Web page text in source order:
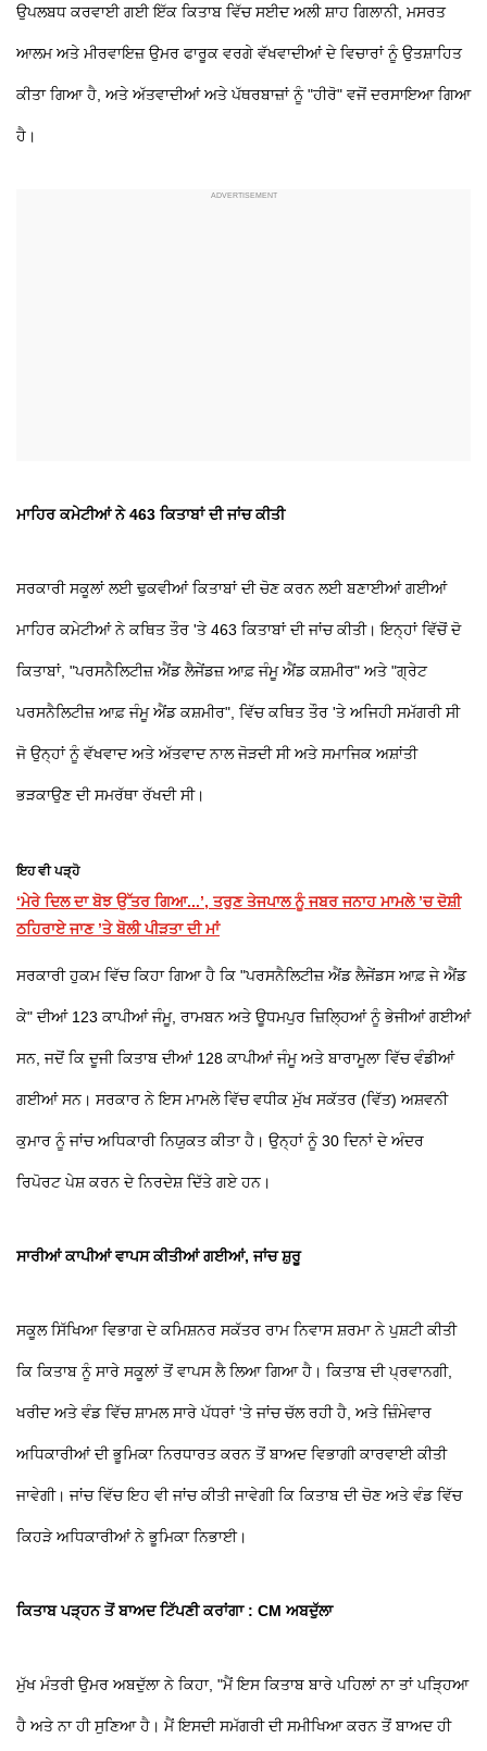
ਉਪਲਬਧ ਕਰਵਾਈ ਗਈ ਇੱਕ ਕਿਤਾਬ ਵਿੱਚ ਸਈਦ ਅਲੀ ਸ਼ਾਹ ਗਿਲਾਨੀ, ਮਸਰਤ
ਆਲਮ ਅਤੇ ਮੀਰਵਾਇਜ਼ ਉਮਰ ਫਾਰੂਕ ਵਰਗੇ ਵੱਖਵਾਦੀਆਂ ਦੇ ਵਿਚਾਰਾਂ ਨੂੰ ਉਤਸ਼ਾਹਿਤ
ਕੀਤਾ ਗਿਆ ਹੈ, ਅਤੇ ਅੱਤਵਾਦੀਆਂ ਅਤੇ ਪੱਥਰਬਾਜ਼ਾਂ ਨੂੰ "ਹੀਰੋ" ਵਜੋਂ ਦਰਸਾਇਆ ਗਿਆ
ਹੈ।
ਮਾਹਿਰ ਕਮੇਟੀਆਂ ਨੇ 463 ਕਿਤਾਬਾਂ ਦੀ ਜਾਂਚ ਕੀਤੀ
ਸਰਕਾਰੀ ਸਕੂਲਾਂ ਲਈ ਢੁਕਵੀਆਂ ਕਿਤਾਬਾਂ ਦੀ ਚੋਣ ਕਰਨ ਲਈ ਬਣਾਈਆਂ ਗਈਆਂ
ਮਾਹਿਰ ਕਮੇਟੀਆਂ ਨੇ ਕਥਿਤ ਤੌਰ 'ਤੇ 463 ਕਿਤਾਬਾਂ ਦੀ ਜਾਂਚ ਕੀਤੀ। ਇਨ੍ਹਾਂ ਵਿੱਚੋਂ ਦੋ
ਕਿਤਾਬਾਂ, "ਪਰਸਨੈਲਿਟੀਜ਼ ਐਂਡ ਲੈਜੇਂਡਜ਼ ਆਫ਼ ਜੰਮੂ ਐਂਡ ਕਸ਼ਮੀਰ" ਅਤੇ "ਗ੍ਰੇਟ
ਪਰਸਨੈਲਿਟੀਜ਼ ਆਫ਼ ਜੰਮੂ ਐਂਡ ਕਸ਼ਮੀਰ", ਵਿੱਚ ਕਥਿਤ ਤੌਰ 'ਤੇ ਅਜਿਹੀ ਸਮੱਗਰੀ ਸੀ
ਜੋ ਉਨ੍ਹਾਂ ਨੂੰ ਵੱਖਵਾਦ ਅਤੇ ਅੱਤਵਾਦ ਨਾਲ ਜੋੜਦੀ ਸੀ ਅਤੇ ਸਮਾਜਿਕ ਅਸ਼ਾਂਤੀ
ਭੜਕਾਉਣ ਦੀ ਸਮਰੱਥਾ ਰੱਖਦੀ ਸੀ।
ਇਹ ਵੀ ਪੜ੍ਹੋ
‘ਮੇਰੇ ਦਿਲ ਦਾ ਬੋਝ ਉੱਤਰ ਗਿਆ...’, ਤਰੁਣ ਤੇਜਪਾਲ ਨੂੰ ਜਬਰ ਜਨਾਹ ਮਾਮਲੇ ’ਚ ਦੋਸ਼ੀ
ਠਹਿਰਾਏ ਜਾਣ ’ਤੇ ਬੋਲੀ ਪੀੜਤਾ ਦੀ ਮਾਂ
ਸਰਕਾਰੀ ਹੁਕਮ ਵਿੱਚ ਕਿਹਾ ਗਿਆ ਹੈ ਕਿ "ਪਰਸਨੈਲਿਟੀਜ਼ ਐਂਡ ਲੈਜੇਂਡਸ ਆਫ਼ ਜੇ ਐਂਡ
ਕੇ" ਦੀਆਂ 123 ਕਾਪੀਆਂ ਜੰਮੂ, ਰਾਮਬਨ ਅਤੇ ਊਧਮਪੁਰ ਜ਼ਿਲ੍ਹਿਆਂ ਨੂੰ ਭੇਜੀਆਂ ਗਈਆਂ
ਸਨ, ਜਦੋਂ ਕਿ ਦੂਜੀ ਕਿਤਾਬ ਦੀਆਂ 128 ਕਾਪੀਆਂ ਜੰਮੂ ਅਤੇ ਬਾਰਾਮੂਲਾ ਵਿੱਚ ਵੰਡੀਆਂ
ਗਈਆਂ ਸਨ। ਸਰਕਾਰ ਨੇ ਇਸ ਮਾਮਲੇ ਵਿੱਚ ਵਧੀਕ ਮੁੱਖ ਸਕੱਤਰ (ਵਿੱਤ) ਅਸ਼ਵਨੀ
ਕੁਮਾਰ ਨੂੰ ਜਾਂਚ ਅਧਿਕਾਰੀ ਨਿਯੁਕਤ ਕੀਤਾ ਹੈ। ਉਨ੍ਹਾਂ ਨੂੰ 30 ਦਿਨਾਂ ਦੇ ਅੰਦਰ
ਰਿਪੋਰਟ ਪੇਸ਼ ਕਰਨ ਦੇ ਨਿਰਦੇਸ਼ ਦਿੱਤੇ ਗਏ ਹਨ।
ਸਾਰੀਆਂ ਕਾਪੀਆਂ ਵਾਪਸ ਕੀਤੀਆਂ ਗਈਆਂ, ਜਾਂਚ ਸ਼ੁਰੂ
ਸਕੂਲ ਸਿੱਖਿਆ ਵਿਭਾਗ ਦੇ ਕਮਿਸ਼ਨਰ ਸਕੱਤਰ ਰਾਮ ਨਿਵਾਸ ਸ਼ਰਮਾ ਨੇ ਪੁਸ਼ਟੀ ਕੀਤੀ
ਕਿ ਕਿਤਾਬ ਨੂੰ ਸਾਰੇ ਸਕੂਲਾਂ ਤੋਂ ਵਾਪਸ ਲੈ ਲਿਆ ਗਿਆ ਹੈ। ਕਿਤਾਬ ਦੀ ਪ੍ਰਵਾਨਗੀ,
ਖਰੀਦ ਅਤੇ ਵੰਡ ਵਿੱਚ ਸ਼ਾਮਲ ਸਾਰੇ ਪੱਧਰਾਂ 'ਤੇ ਜਾਂਚ ਚੱਲ ਰਹੀ ਹੈ, ਅਤੇ ਜ਼ਿੰਮੇਵਾਰ
ਅਧਿਕਾਰੀਆਂ ਦੀ ਭੂਮਿਕਾ ਨਿਰਧਾਰਤ ਕਰਨ ਤੋਂ ਬਾਅਦ ਵਿਭਾਗੀ ਕਾਰਵਾਈ ਕੀਤੀ
ਜਾਵੇਗੀ। ਜਾਂਚ ਵਿੱਚ ਇਹ ਵੀ ਜਾਂਚ ਕੀਤੀ ਜਾਵੇਗੀ ਕਿ ਕਿਤਾਬ ਦੀ ਚੋਣ ਅਤੇ ਵੰਡ ਵਿੱਚ
ਕਿਹੜੇ ਅਧਿਕਾਰੀਆਂ ਨੇ ਭੂਮਿਕਾ ਨਿਭਾਈ।
ਕਿਤਾਬ ਪੜ੍ਹਨ ਤੋਂ ਬਾਅਦ ਟਿੱਪਣੀ ਕਰਾਂਗਾ : CM ਅਬਦੁੱਲਾ
ਮੁੱਖ ਮੰਤਰੀ ਉਮਰ ਅਬਦੁੱਲਾ ਨੇ ਕਿਹਾ, "ਮੈਂ ਇਸ ਕਿਤਾਬ ਬਾਰੇ ਪਹਿਲਾਂ ਨਾ ਤਾਂ ਪੜ੍ਹਿਆ
ਹੈ ਅਤੇ ਨਾ ਹੀ ਸੁਣਿਆ ਹੈ। ਮੈਂ ਇਸਦੀ ਸਮੱਗਰੀ ਦੀ ਸਮੀਖਿਆ ਕਰਨ ਤੋਂ ਬਾਅਦ ਹੀ